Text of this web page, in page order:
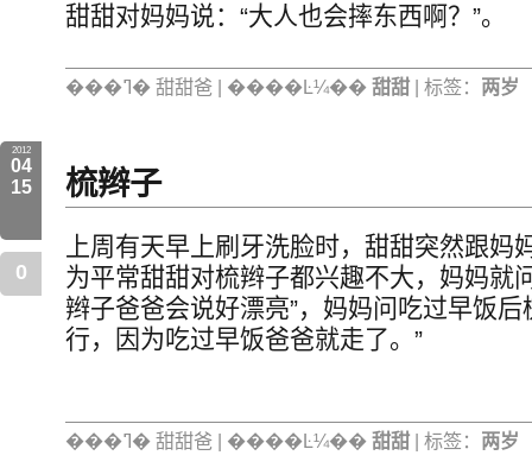
甜甜对妈妈说：“大人也会摔东西啊？”。
���ߣ� 甜甜爸 | ����Ŀ¼�� 甜甜 | 标签： 两岁
2012
04
15
0
梳辫子
上周有天早上刷牙洗脸时，甜甜突然跟妈
为平常甜甜对梳辫子都兴趣不大，妈妈就
辫子爸爸会说好漂亮”，妈妈问吃过早饭
行，因为吃过早饭爸爸就走了。”
���ߣ� 甜甜爸 | ����Ŀ¼�� 甜甜 | 标签： 两岁